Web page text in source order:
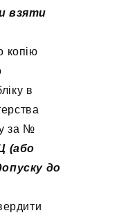
взяти
копію
в
за №
(або
до